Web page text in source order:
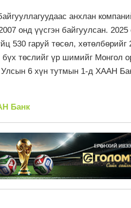
анхлан
онд үүсгэн байгуулсан.
530 гаруй төсөл,
төслийг үр шимийг Монгол
6 хүн тутмын 1-д ХААН
Банк